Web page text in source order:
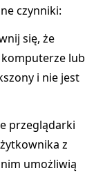
czynniki:
się, że
lub
i nie jest
przeglądarki
z
umożliwią